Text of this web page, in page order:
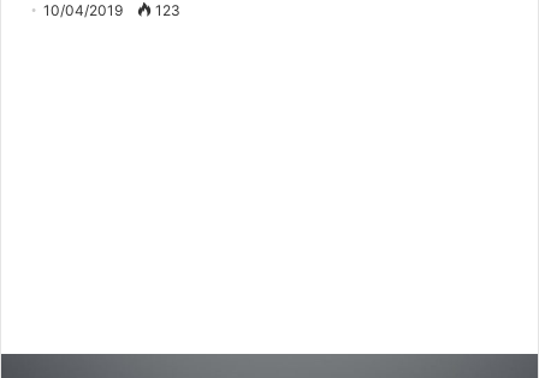
10/04/2019 123